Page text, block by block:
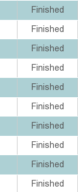
Finished
Finished
Finished
Finished
Finished
Finished
Finished
Finished
Finished
Finished